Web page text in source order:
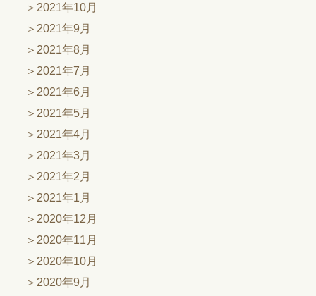
2021年10月
2021年9月
2021年8月
2021年7月
2021年6月
2021年5月
2021年4月
2021年3月
2021年2月
2021年1月
2020年12月
2020年11月
2020年10月
2020年9月